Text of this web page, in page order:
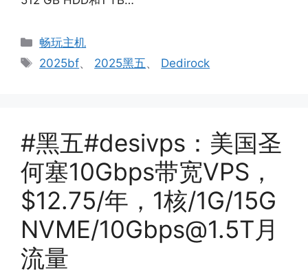
分
类
畅玩主机
标
2025bf、 2025黑五、 Dedirock
#黑五#desivps：美国圣
何塞10Gbps带宽VPS，
$12.75/年，1核/1G/15G
NVME/10Gbps@1.5T月
流量